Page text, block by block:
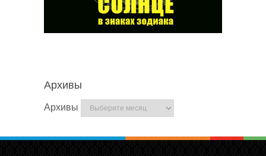
Архивы
Архивы